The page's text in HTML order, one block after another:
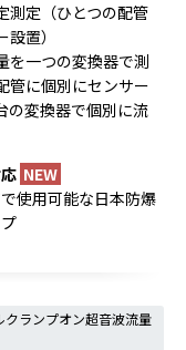
測定（ひとつの配管
置）
を一つの変換器で測
管に個別にセンサー
の変換器で個別に流
NEW
使用可能な日本防爆
クランプオン超音波流量